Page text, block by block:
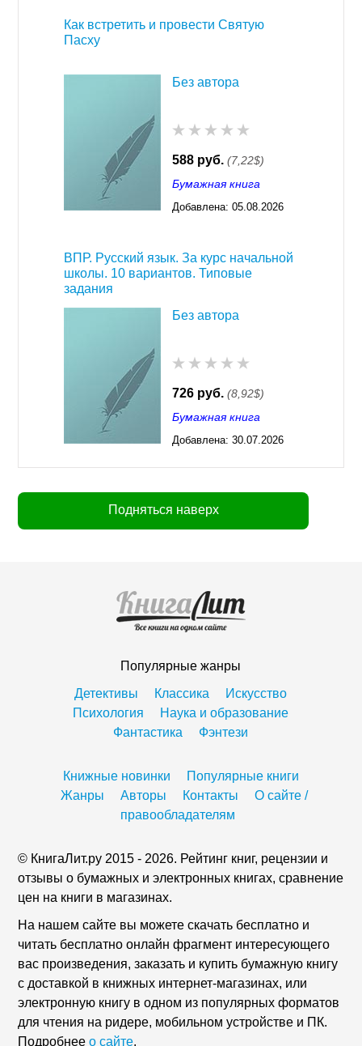
Как встретить и провести Святую
Пасху
Без автора
588 руб. (7,22$)
Бумажная книга
Добавлена: 05.08.2026
ВПР. Русский язык. За курс начальной
школы. 10 вариантов. Типовые
задания
Без автора
726 руб. (8,92$)
Бумажная книга
Добавлена: 30.07.2026
Подняться наверх
Популярные жанры
Детективы
Классика
Искусство
Психология
Наука и образование
Фантастика
Фэнтези
Книжные новинки
Популярные книги
Жанры
Авторы Контакты
О сайте /
правообладателям
© КнигаЛит.ру 2015 - 2026. Рейтинг книг, рецензии и
отзывы о бумажных и электронных книгах, сравнение
цен на книги в магазинах.
На нашем сайте вы можете скачать бесплатно и
читать бесплатно онлайн фрагмент интересующего
вас произведения, заказать и купить бумажную книгу
с доставкой в книжных интернет-магазинах, или
электронную книгу в одном из популярных форматов
для чтения на ридере, мобильном устройстве и ПК.
Подробнеео сайте.